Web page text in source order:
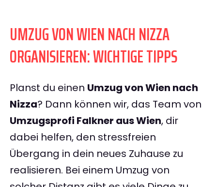
UMZUG VON WIEN NACH NIZZA
ORGANISIEREN: WICHTIGE TIPPS
Planst du einen Umzug von Wien nach
Nizza? Dann können wir, das Team von
Umzugsprofi Falkner aus Wien, dir
dabei helfen, den stressfreien
Übergang in dein neues Zuhause zu
realisieren. Bei einem Umzug von